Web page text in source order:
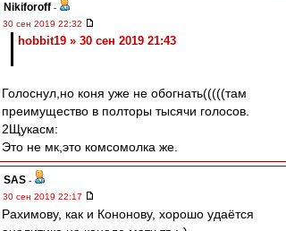
Nikiforoff -
30 сен 2019 22:32
hobbit19 » 30 сен 2019 21:43
Голоснул,но коня уже не обогнать(((((там
преимущество в полторы тысячи голосов.
2Щукасм:
Это не мк,это комсомолка же.
SAS -
30 сен 2019 22:17
Рахимову, как и Кононову, хорошо удаётся